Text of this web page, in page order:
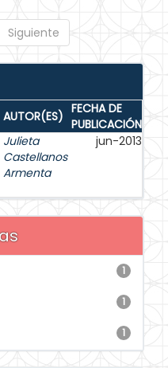
Siguiente
AUTOR(ES) FECHA DE
PUBLICACIÓN
Julieta
Castellanos
Armenta
jun-2013
1
1
1